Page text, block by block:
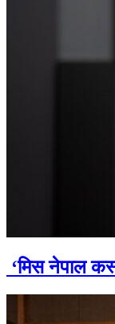
‘मिस नेपाल